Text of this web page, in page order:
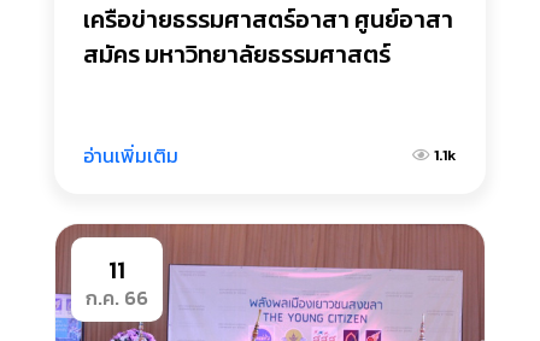
เครือข่ายธรรมศาสตร์อาสา ศูนย์อาสา
สมัคร มหาวิทยาลัยธรรมศาสตร์
อ่านเพิ่มเติม 1.1k
11
ก.ค. 66